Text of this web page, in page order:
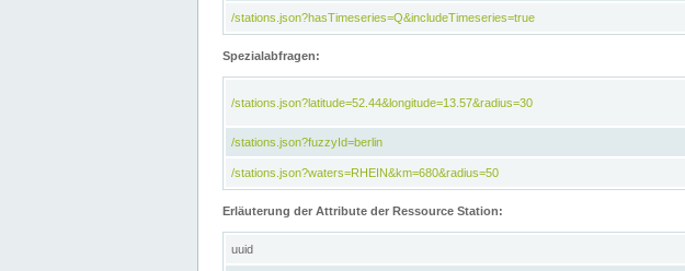
/stations.json?hasTimeseries=Q&includeTimeseries=true
Spezialabfragen:
/stations.json?latitude=52.44&longitude=13.57&radius=30
/stations.json?fuzzyId=berlin
/stations.json?waters=RHEIN&km=680&radius=50
Erläuterung der Attribute der Ressource Station:
uuid